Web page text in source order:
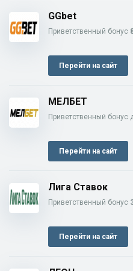
GGbet
Приветственный бонус
Перейти на сайт
МЕЛБЕТ
Приветственный бонус
Перейти на сайт
Лига Ставок
Приветственный бонус
Перейти на сайт